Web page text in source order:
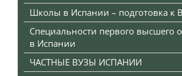
Школы в Испании – подготовка к
Специальности первого высшего
в Испании
ЧАСТНЫЕ ВУЗЫ ИСПАНИИ